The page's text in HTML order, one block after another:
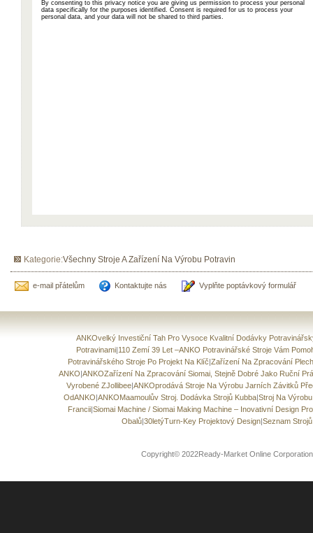
Kategorie:Všechny Stroje A Zařízení Na Výrobu Potravin
e-mail přátelům Kontaktujte nás Vyplňte poptávkový formulář
ANKOvelký Investiční Tah Pro Vysoce Kvalitní Dodávky
Potravinami|110 Zemí 39 Let –ANKO Potravinářské Stroje Vám
Potravinářského Stroje Po Projekt Na Klíč|Zařízení Na Zpracování
ANKO|ANKOZařízení Na Zpracování Siomai, Stejně Dobré Jako Ruční
Vyrobené ZJollibee|ANKOprodává Stroje Na Výrobu Jarních Závitků
OdANKO|ANKOMaamoulův Stroj. Dodávka Strojů Kubba|Stroj Na
Francii|Siomai Machine / Siomai Making Machine – Inovativní Design
Obalů|30letýTurn-Key Projektový Design|Seznam
Copyright© 2022Ready-Market Online